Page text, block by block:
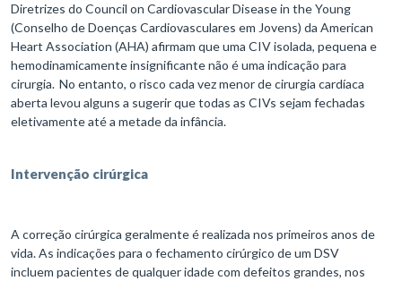
Diretrizes do Council on Cardiovascular Disease in the Young
(Conselho de Doenças Cardiovasculares em Jovens) da American
Heart Association (AHA) afirmam que uma CIV isolada, pequena e
hemodinamicamente insignificante não é uma indicação para
cirurgia. No entanto, o risco cada vez menor de cirurgia cardíaca
aberta levou alguns a sugerir que todas as CIVs sejam fechadas
eletivamente até a metade da infância.
Intervenção cirúrgica
A correção cirúrgica geralmente é realizada nos primeiros anos de
vida. As indicações para o fechamento cirúrgico de um DSV
incluem pacientes de qualquer idade com defeitos grandes, nos